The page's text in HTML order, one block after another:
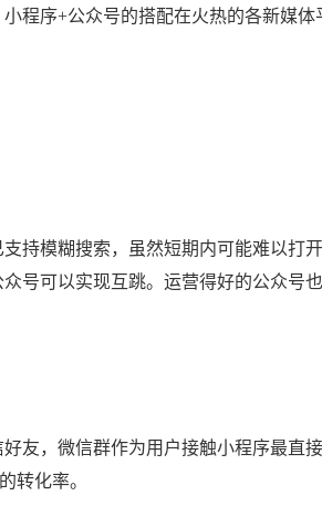
程序+公众号的搭配在火热的各新媒体
持模糊搜索，虽然短期内可能难以打
号可以实现互跳。运营得好的公众号
友，微信群作为用户接触小程序最直
转化率。